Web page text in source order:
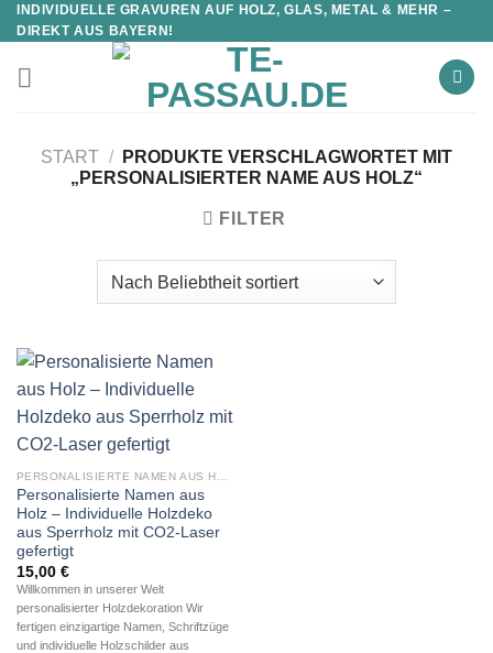
INDIVIDUELLE GRAVUREN AUF HOLZ, GLAS, METAL & MEHR –
DIREKT AUS BAYERN!
START /
PRODUKTE VERSCHLAGWORTET MIT
„PERSONALISIERTER NAME AUS HOLZ“
FILTER
Personalisierte Namen aus
Holz – Individuelle Holzdeko
aus Sperrholz mit CO2-Laser
gefertigt
15,00 €
Willkommen in unserer Welt
personalisierter Holzdekoration Wir
fertigen einzigartige Namen, Schriftzüge
und individuelle Holzschilder aus